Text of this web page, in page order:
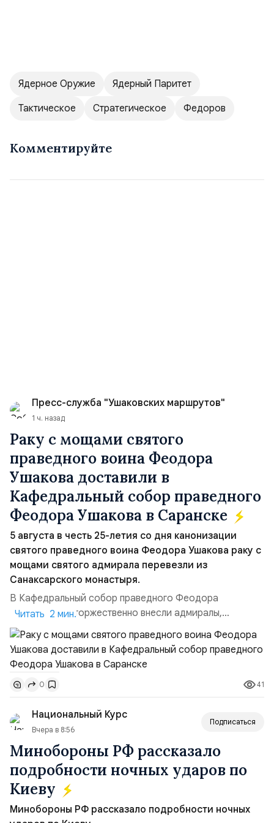
Ядерное Оружие
Ядерный Паритет
Тактическое
Стратегическое Федоров
Комментируйте
Пресс-служба "Ушаковских маршрутов"
1 ч. назад
Раку с мощами святого
праведного воина Феодора
Ушакова доставили в
Кафедральный собор праведного
Феодора Ушакова в Саранске
5 августа в честь 25-летия со дня канонизации
святого праведного воина Феодора Ушакова раку с
мощами святого адмирала перевезли из
Санаксарского монастыря.
В Кафедральный собор праведного Феодора
Ушакова раку торжественно внесли адмиралы,
участвовавшие в канонизации святого праведного
воина Феодора Ушакова 25 лет назад:Адмирал
Владимир Прокофьевич Валуев, командующий
Балтийским флотом ВМФ России (2001–2006
гг.);Адмирал Владимир Петрович Комоедов,
командующий Черноморским флотом ВМФ России
(1998–2002 г...
Читать 2 мин.
0 41
Национальный Курс
Вчера в 8:56
Подписаться
Минобороны РФ рассказало
подробности ночных ударов по
Киеву
Минобороны РФ рассказало подробности ночных